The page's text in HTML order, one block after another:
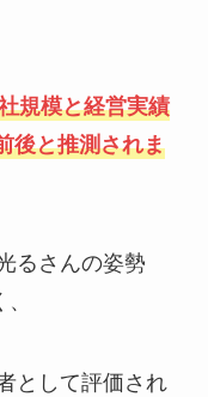
規模と経営実績
後と推測されま
るさんの姿勢
として評価され